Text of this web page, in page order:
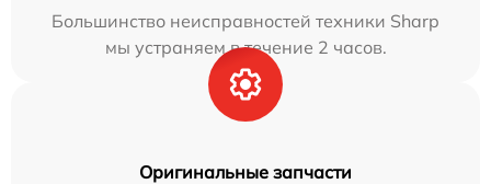
Большинство неисправностей техники Sharp
мы устраняем в течение 2 часов.
Оригинальные запчасти